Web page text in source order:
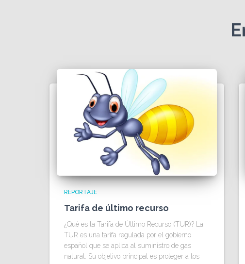
REPORTAJE
Tarifa de último recurso
¿Qué es la Tarifa de Último Recurso (TUR)? La
TUR es una tarifa regulada por el gobierno
español que se aplica al suministro de gas
natural. Su objetivo principal es proteger a los